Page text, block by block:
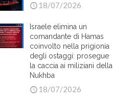
18/07/2026
Israele elimina un
comandante di Hamas
coinvolto nella prigionia
degli ostaggi: prosegue
la caccia ai miliziani della
Nukhba
18/07/2026